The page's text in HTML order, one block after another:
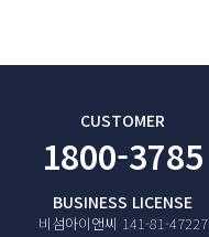
CUSTOMER
1800-3785
BUSINESS LICENSE
비섬아이앤씨 141-81-47227